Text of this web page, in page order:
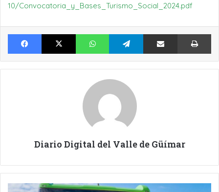
10/Convocatoria_y_Bases_Turismo_Social_2024.pdf
Facebook X WhatsApp Telegram Compartir por Email
Diario Digital del Valle de Güímar
TITSA